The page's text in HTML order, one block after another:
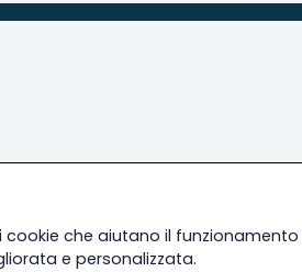
cookie che aiutano il
e personalizzata.